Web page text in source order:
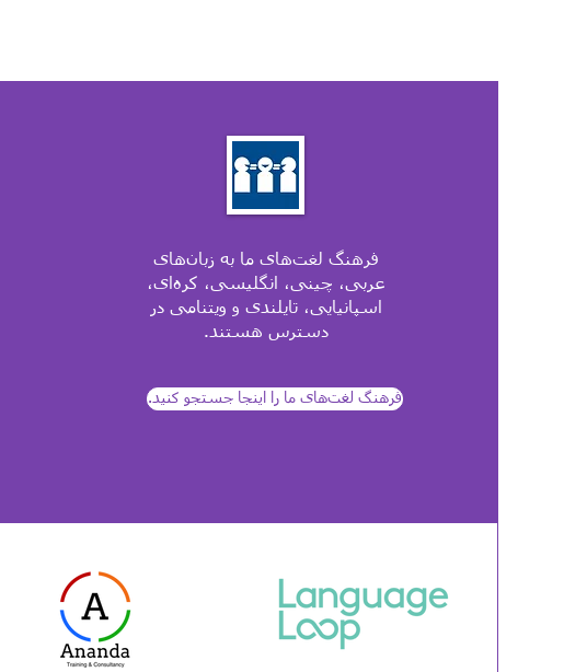
فرهنگ لغت‌های ما به زبان‌های
عربی، چینی، انگلیسی، کره‌ای،
اسپانیایی، تایلندی و ویتنامی در
دسترس هستند.
‫‏فرهنگ لغت‌های ما را اینجا جستجو کنید.‪